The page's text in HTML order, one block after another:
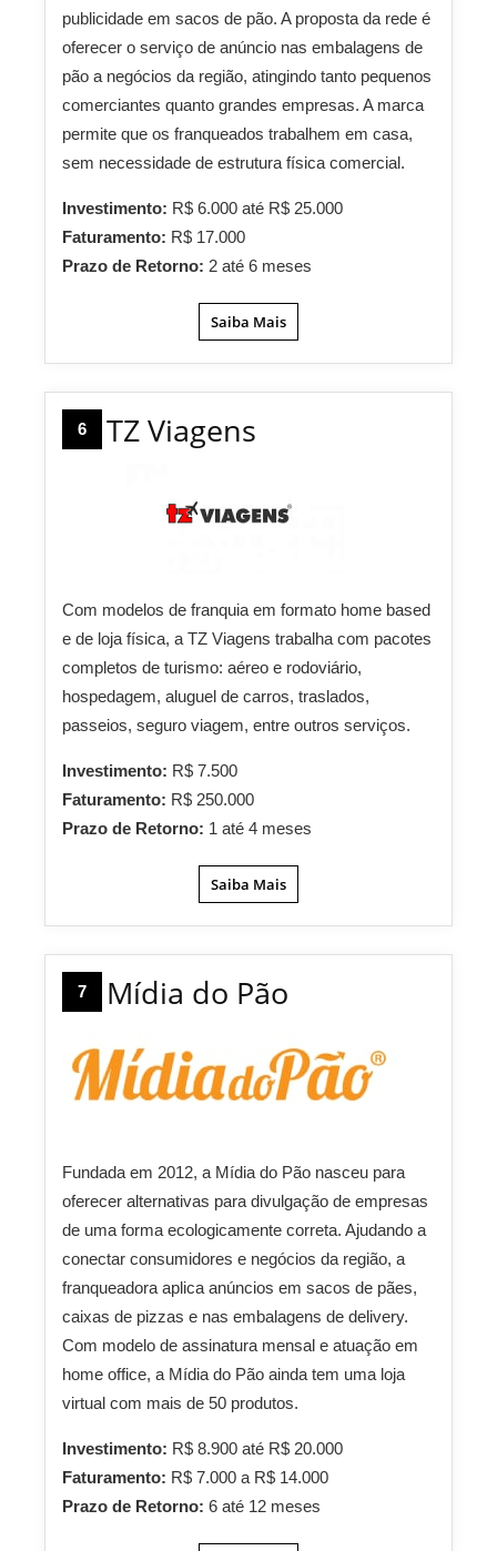
publicidade em sacos de pão. A proposta da rede é
oferecer o serviço de anúncio nas embalagens de
pão a negócios da região, atingindo tanto pequenos
comerciantes quanto grandes empresas. A marca
permite que os franqueados trabalhem em casa,
sem necessidade de estrutura física comercial.
Investimento: R$ 6.000 até R$ 25.000
Faturamento: R$ 17.000
Prazo de Retorno: 2 até 6 meses
Saiba Mais
6 TZ Viagens
Com modelos de franquia em formato home based
e de loja física, a TZ Viagens trabalha com pacotes
completos de turismo: aéreo e rodoviário,
hospedagem, aluguel de carros, traslados,
passeios, seguro viagem, entre outros serviços.
Investimento: R$ 7.500
Faturamento: R$ 250.000
Prazo de Retorno: 1 até 4 meses
Saiba Mais
7 Mídia do Pão
Fundada em 2012, a Mídia do Pão nasceu para
oferecer alternativas para divulgação de empresas
de uma forma ecologicamente correta. Ajudando a
conectar consumidores e negócios da região, a
franqueadora aplica anúncios em sacos de pães,
caixas de pizzas e nas embalagens de delivery.
Com modelo de assinatura mensal e atuação em
home office, a Mídia do Pão ainda tem uma loja
virtual com mais de 50 produtos.
Investimento: R$ 8.900 até R$ 20.000
Faturamento: R$ 7.000 a R$ 14.000
Prazo de Retorno: 6 até 12 meses